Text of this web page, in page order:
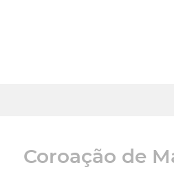
Coroação de